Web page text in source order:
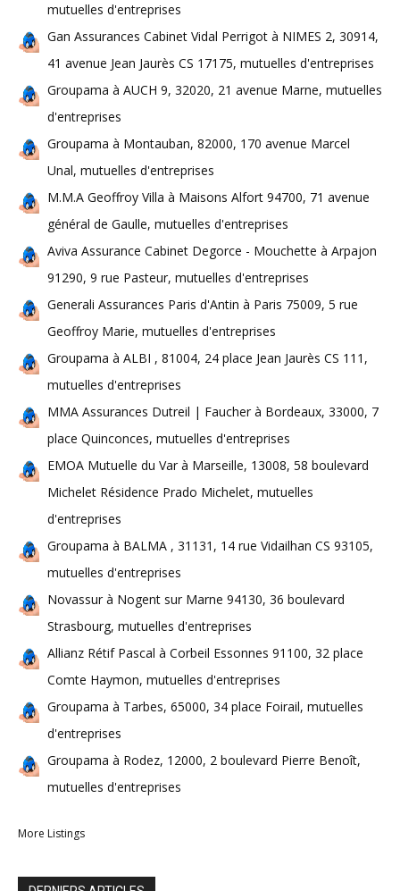
mutuelles d'entreprises
Gan Assurances Cabinet Vidal Perrigot à NIMES 2, 30914,
41 avenue Jean Jaurès CS 17175, mutuelles d'entreprises
Groupama à AUCH 9, 32020, 21 avenue Marne, mutuelles
d'entreprises
Groupama à Montauban, 82000, 170 avenue Marcel
Unal, mutuelles d'entreprises
M.M.A Geoffroy Villa à Maisons Alfort 94700, 71 avenue
général de Gaulle, mutuelles d'entreprises
Aviva Assurance Cabinet Degorce - Mouchette à Arpajon
91290, 9 rue Pasteur, mutuelles d'entreprises
Generali Assurances Paris d'Antin à Paris 75009, 5 rue
Geoffroy Marie, mutuelles d'entreprises
Groupama à ALBI , 81004, 24 place Jean Jaurès CS 111,
mutuelles d'entreprises
MMA Assurances Dutreil | Faucher à Bordeaux, 33000, 7
place Quinconces, mutuelles d'entreprises
EMOA Mutuelle du Var à Marseille, 13008, 58 boulevard
Michelet Résidence Prado Michelet, mutuelles
d'entreprises
Groupama à BALMA , 31131, 14 rue Vidailhan CS 93105,
mutuelles d'entreprises
Novassur à Nogent sur Marne 94130, 36 boulevard
Strasbourg, mutuelles d'entreprises
Allianz Rétif Pascal à Corbeil Essonnes 91100, 32 place
Comte Haymon, mutuelles d'entreprises
Groupama à Tarbes, 65000, 34 place Foirail, mutuelles
d'entreprises
Groupama à Rodez, 12000, 2 boulevard Pierre Benoît,
mutuelles d'entreprises
More Listings